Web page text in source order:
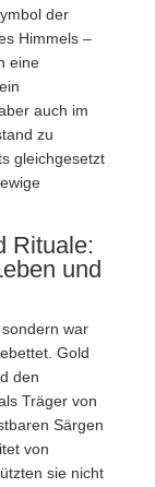
der
Himmels –
eine
auch im
zu
gleichgesetzt
Rituale:
und
war
Gold
den
Träger von
Särgen
von
sie nicht